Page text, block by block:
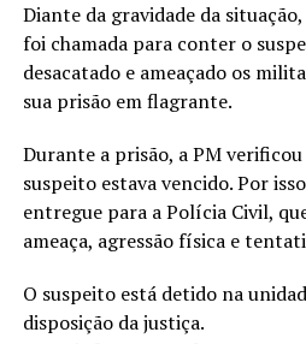
Diante da gravidade da
foi chamada para conter o
desacatado e ameaçado os
sua prisão em flagrante.
Durante a prisão, a PM
suspeito estava vencido. Por
entregue para a Polícia Civil,
ameaça, agressão física e
O suspeito está detido na
disposição da justiça.